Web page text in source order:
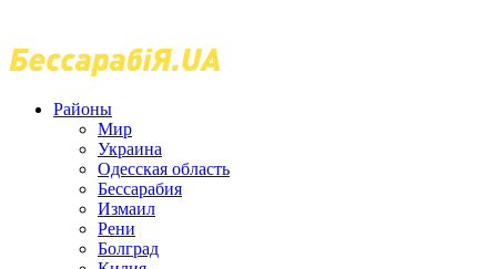
Районы
Мир
Украина
Одесская область
Бессарабия
Измаил
Рени
Болград